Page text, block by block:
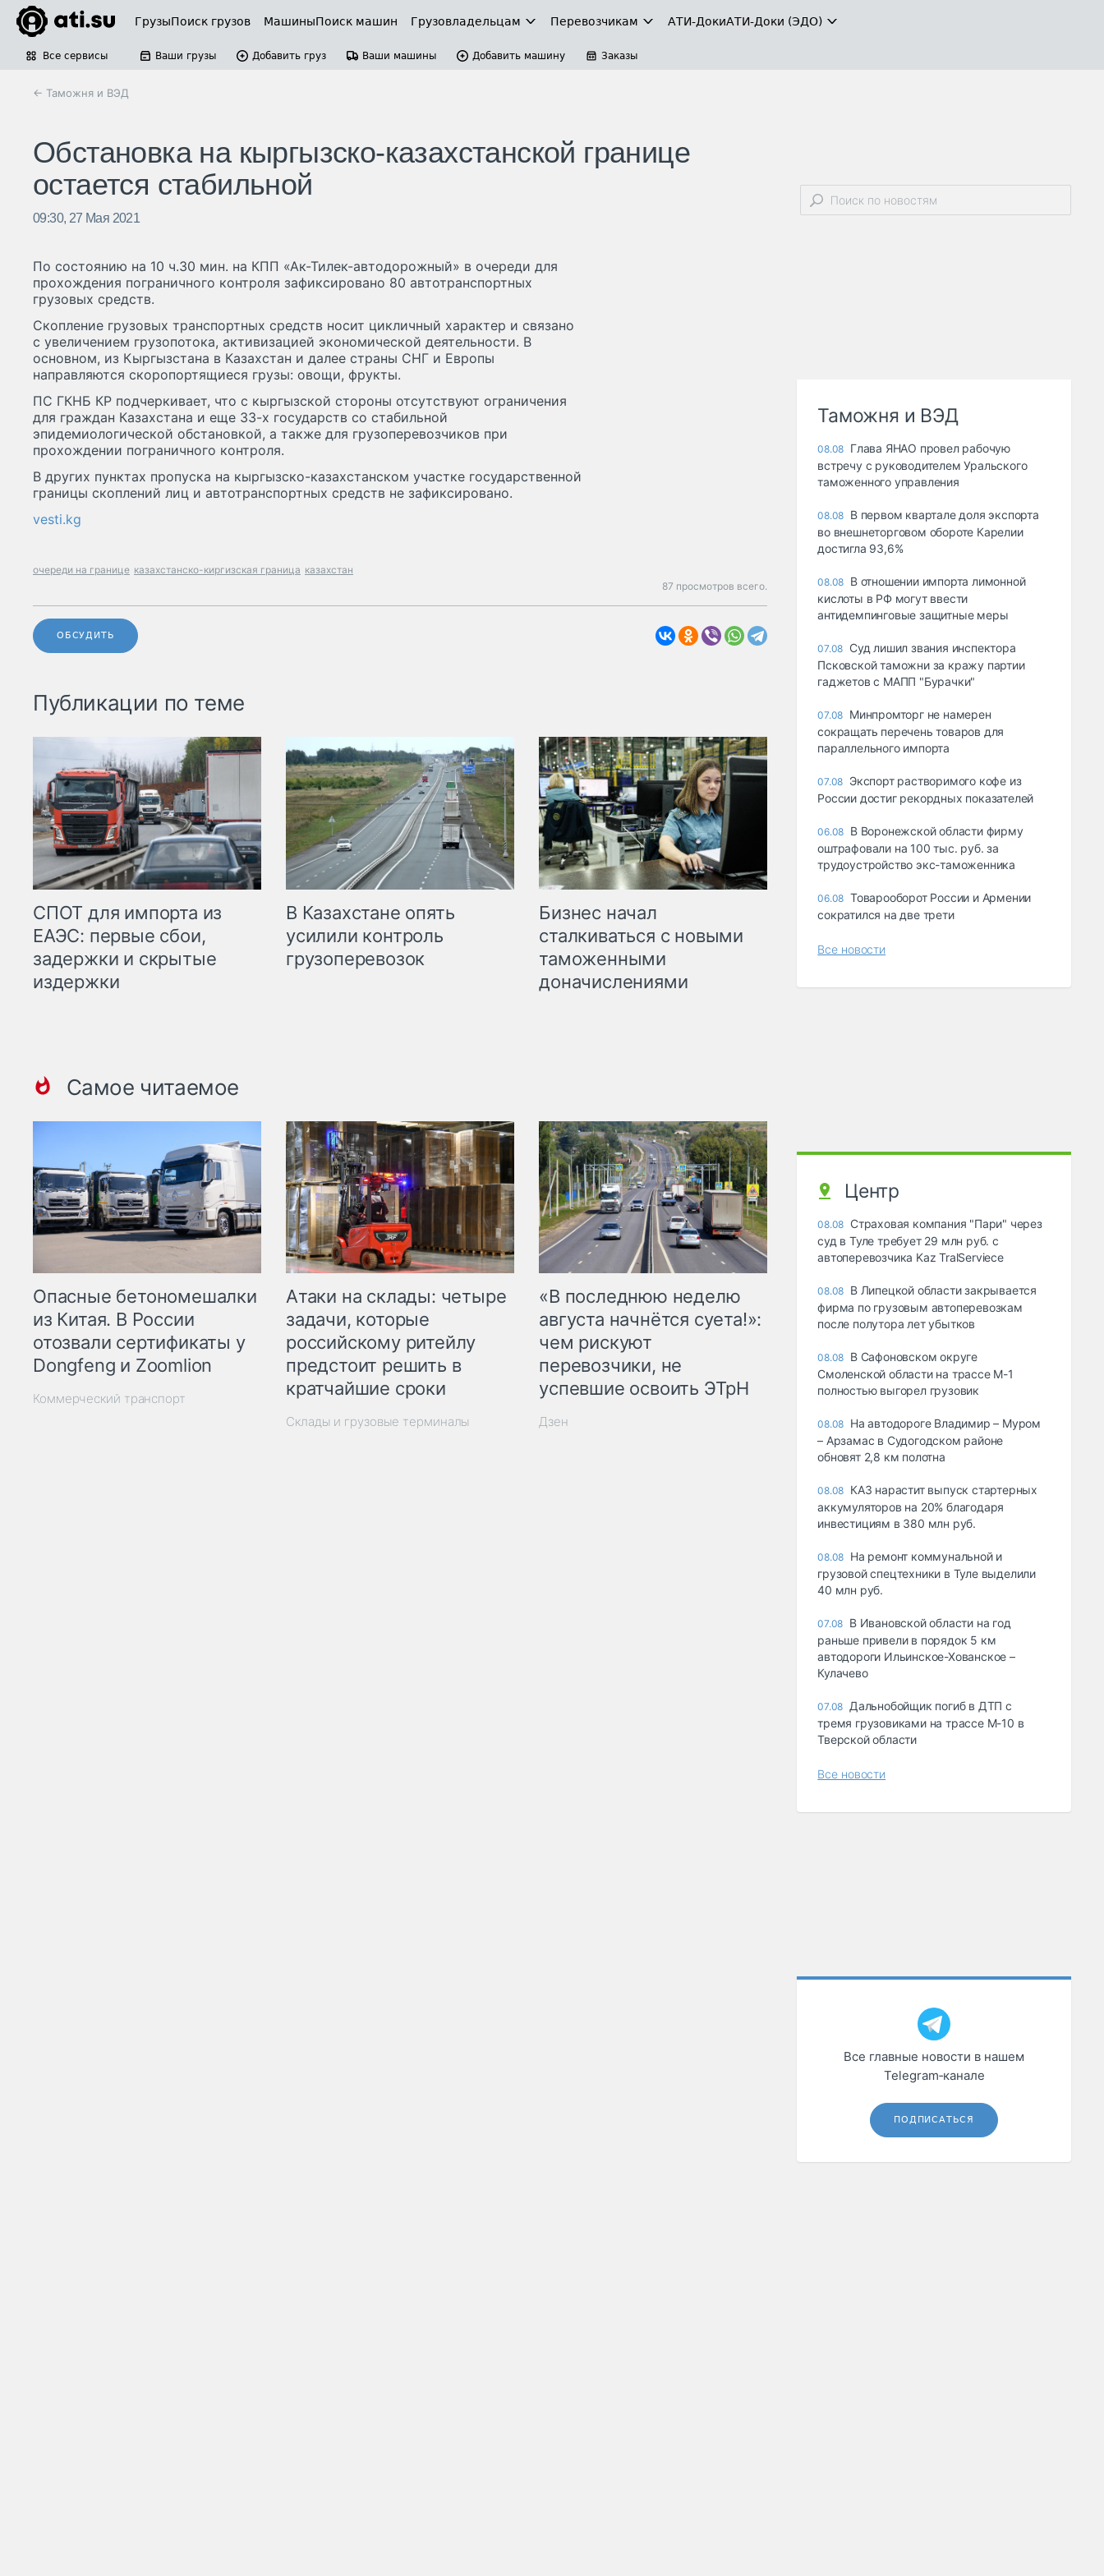
ГрузыПоиск грузов МашиныПоиск машин Грузовладельцам Перевозчикам АТИ-ДокиАТИ-Доки (ЭДО)
Все сервисы Ваши грузы Добавить груз Ваши машины Добавить машину Заказы
← Таможня и ВЭД
Обстановка на кыргызско-казахстанской границе
остается стабильной
09:30, 27 Мая 2021
По состоянию на 10 ч.30 мин. на КПП «Ак-Тилек-автодорожный» в очереди для
прохождения пограничного контроля зафиксировано 80 автотранспортных
грузовых средств.
Скопление грузовых транспортных средств носит цикличный характер и связано
с увеличением грузопотока, активизацией экономической деятельности. В
основном, из Кыргызстана в Казахстан и далее страны СНГ и Европы
направляются скоропортящиеся грузы: овощи, фрукты.
ПС ГКНБ КР подчеркивает, что с кыргызской стороны отсутствуют ограничения
для граждан Казахстана и еще 33-х государств со стабильной
эпидемиологической обстановкой, а также для грузоперевозчиков при
прохождении пограничного контроля.
В других пунктах пропуска на кыргызско-казахстанском участке государственной
границы скоплений лиц и автотранспортных средств не зафиксировано.
vesti.kg
очереди на границе казахстанско-киргизская граница казахстан
87 просмотров всего.
ОБСУДИТЬ
Публикации по теме
СПОТ для импорта из
ЕАЭС: первые сбои,
задержки и скрытые
издержки
В Казахстане опять
усилили контроль
грузоперевозок
Бизнес начал
сталкиваться с новыми
таможенными
доначислениями
Самое читаемое
Опасные бетономешалки
из Китая. В России
отозвали сертификаты у
Dongfeng и Zoomlion
Коммерческий транспорт
Атаки на склады: четыре
задачи, которые
российскому ритейлу
предстоит решить в
кратчайшие сроки
Склады и грузовые терминалы
«В последнюю неделю
августа начнётся суета!»:
чем рискуют
перевозчики, не
успевшие освоить ЭТрН
Дзен
Таможня и ВЭД
08.08 Глава ЯНАО провел рабочую
встречу с руководителем Уральского
таможенного управления
08.08 В первом квартале доля экспорта
во внешнеторговом обороте Карелии
достигла 93,6%
08.08 В отношении импорта лимонной
кислоты в РФ могут ввести
антидемпинговые защитные меры
07.08 Суд лишил звания инспектора
Псковской таможни за кражу партии
гаджетов с МАПП "Бурачки"
07.08 Минпромторг не намерен
сокращать перечень товаров для
параллельного импорта
07.08 Экспорт растворимого кофе из
России достиг рекордных показателей
06.08 В Воронежской области фирму
оштрафовали на 100 тыс. руб. за
трудоустройство экс-таможенника
06.08 Товарооборот России и Армении
сократился на две трети
Все новости
Центр
08.08 Страховая компания "Пари" через
суд в Туле требует 29 млн руб. с
автоперевозчика Kaz TralServiece
08.08 В Липецкой области закрывается
фирма по грузовым автоперевозкам
после полутора лет убытков
08.08 В Сафоновском округе
Смоленской области на трассе М-1
полностью выгорел грузовик
08.08 На автодороге Владимир – Муром
– Арзамас в Судогодском районе
обновят 2,8 км полотна
08.08 КАЗ нарастит выпуск стартерных
аккумуляторов на 20% благодаря
инвестициям в 380 млн руб.
08.08 На ремонт коммунальной и
грузовой спецтехники в Туле выделили
40 млн руб.
07.08 В Ивановской области на год
раньше привели в порядок 5 км
автодороги Ильинское-Хованское –
Кулачево
07.08 Дальнобойщик погиб в ДТП с
тремя грузовиками на трассе М-10 в
Тверской области
Все новости
Все главные новости в нашем
Telegram‑канале
ПОДПИСАТЬСЯ